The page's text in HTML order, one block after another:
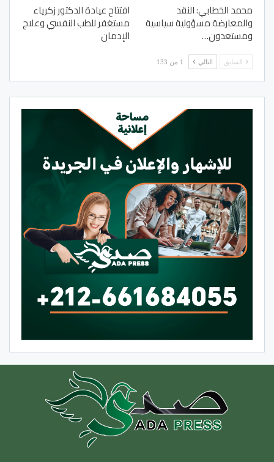
محمد الخطابي: النقد
والمعارضة مسؤولية سياسية
ومستعدون…
افتتاح عيادة الدكتور زكرياء
مستغفر للطب النفسي وعلاج
الإدمان
السابق التالي 1 من 133